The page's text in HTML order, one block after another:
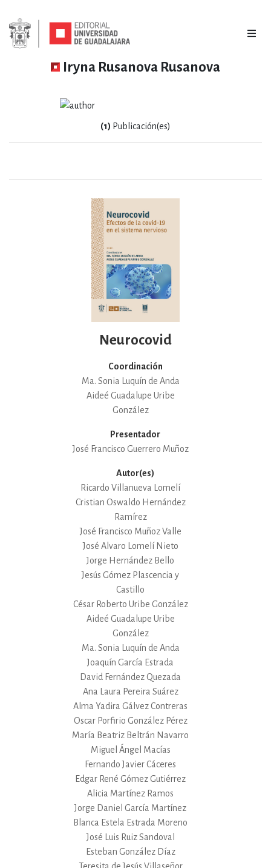
Iryna Rusanova Rusanova
(1) Publicación(es)
Neurocovid
Coordinación
Ma. Sonia Luquín de Anda
Aideé Guadalupe Uribe
González
Presentador
José Francisco Guerrero Muñoz
Autor(es)
Ricardo Villanueva Lomelí
Cristian Oswaldo Hernández
Ramírez
José Francisco Muñoz Valle
José Alvaro Lomelí Nieto
Jorge Hernández Bello
Jesús Gómez Plascencia y
Castillo
César Roberto Uribe González
Aideé Guadalupe Uribe
González
Ma. Sonia Luquín de Anda
Joaquín García Estrada
David Fernández Quezada
Ana Laura Pereira Suárez
Alma Yadira Gálvez Contreras
Oscar Porfirio González Pérez
María Beatriz Beltrán Navarro
Miguel Ángel Macías
Fernando Javier Cáceres
Edgar René Gómez Gutiérrez
Alicia Martínez Ramos
Jorge Daniel García Martínez
Blanca Estela Estrada Moreno
José Luis Ruiz Sandoval
Esteban González Díaz
Teresita de Jesús Villaseñor